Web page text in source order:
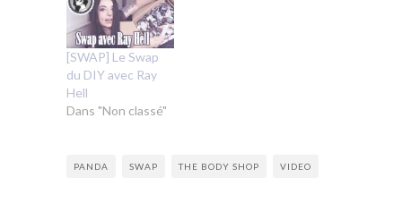
[SWAP] Le Swap
du DIY avec Ray
Hell
Dans "Non classé"
PANDA SWAP THE BODY SHOP VIDEO